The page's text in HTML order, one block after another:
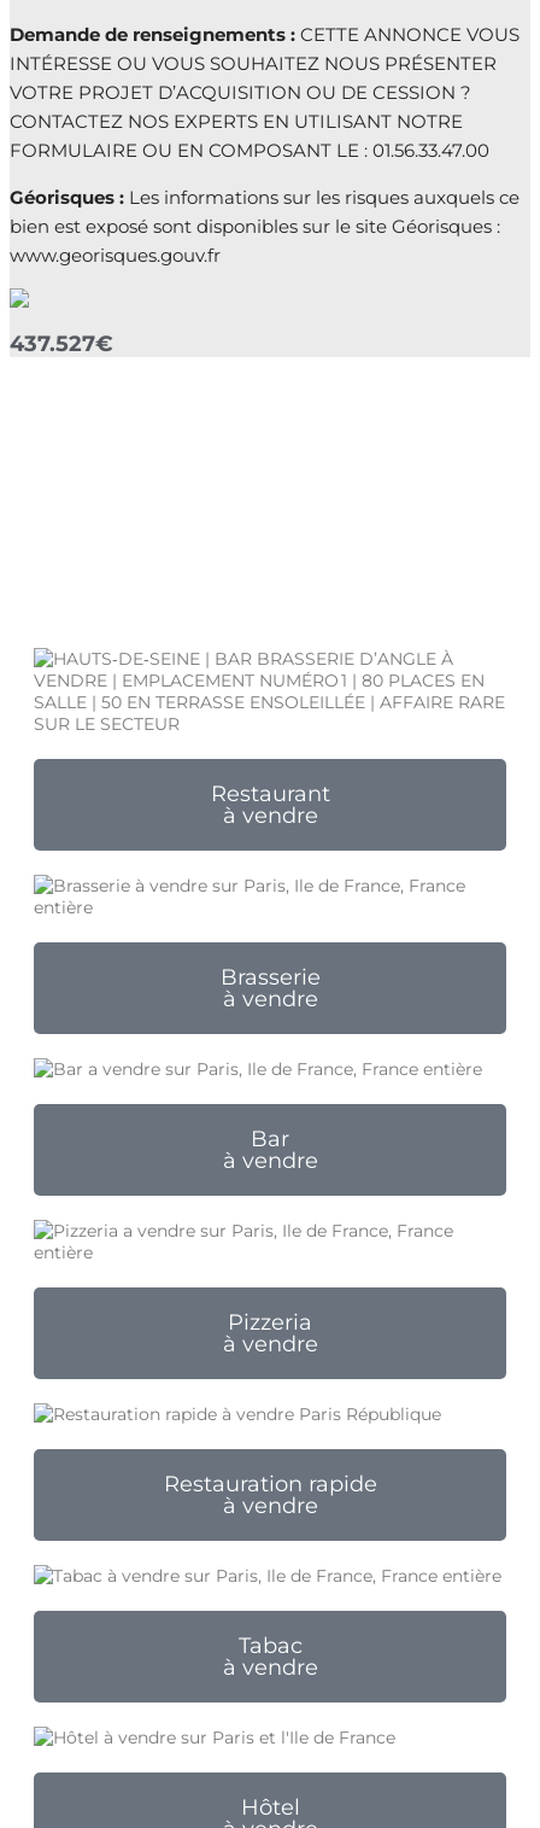
Demande de renseignements : CETTE ANNONCE VOUS
INTÉRESSE OU VOUS SOUHAITEZ NOUS PRÉSENTER
VOTRE PROJET D’ACQUISITION OU DE CESSION ?
CONTACTEZ NOS EXPERTS EN UTILISANT NOTRE
FORMULAIRE OU EN COMPOSANT LE : 01.56.33.47.00
Géorisques : Les informations sur les risques auxquels ce
bien est exposé sont disponibles sur le site Géorisques :
www.georisques.gouv.fr
437.527€
Restaurant
à vendre
Brasserie
à vendre
Bar
à vendre
Pizzeria
à vendre
Restauration rapide
à vendre
Tabac
à vendre
Hôtel